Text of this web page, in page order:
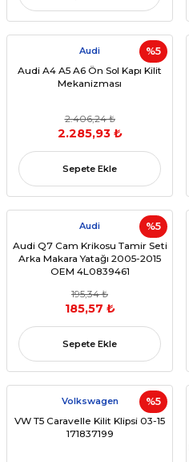
%5
Audi
Audi A4 A5 A6 Ön Sol Kapı Kilit
Mekanizması
2.406,24 ₺
2.285,93 ₺
Sepete Ekle
%5
Audi
Audi Q7 Cam Krikosu Tamir Seti
Arka Makara Yatağı 2005-2015
OEM 4L0839461
195,34 ₺
185,57 ₺
Sepete Ekle
%5
Volkswagen
VW T5 Caravelle Kilit Klipsi 03-15
171837199